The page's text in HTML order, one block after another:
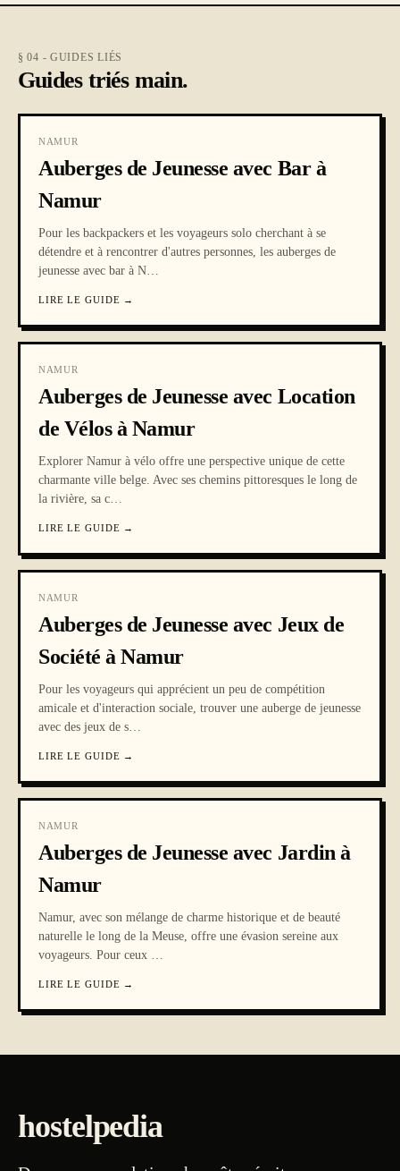
§ 04 - GUIDES LIÉS
Guides triés main.
NAMUR
Auberges de Jeunesse avec Bar à
Namur
Pour les backpackers et les voyageurs solo cherchant à se
détendre et à rencontrer d'autres personnes, les auberges de
jeunesse avec bar à N…
LIRE LE GUIDE →
NAMUR
Auberges de Jeunesse avec Location
de Vélos à Namur
Explorer Namur à vélo offre une perspective unique de cette
charmante ville belge. Avec ses chemins pittoresques le long de
la rivière, sa c…
LIRE LE GUIDE →
NAMUR
Auberges de Jeunesse avec Jeux de
Société à Namur
Pour les voyageurs qui apprécient un peu de compétition
amicale et d'interaction sociale, trouver une auberge de jeunesse
avec des jeux de s…
LIRE LE GUIDE →
NAMUR
Auberges de Jeunesse avec Jardin à
Namur
Namur, avec son mélange de charme historique et de beauté
naturelle le long de la Meuse, offre une évasion sereine aux
voyageurs. Pour ceux …
LIRE LE GUIDE →
hostelpedia